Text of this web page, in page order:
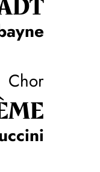
Chor